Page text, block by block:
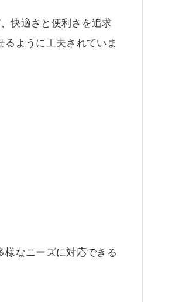
快適さと便利さを追求
ように工夫されていま
なニーズに対応できる